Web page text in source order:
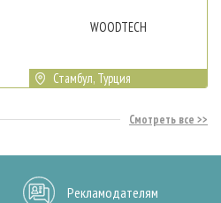
WOODTECH
Стамбул, Турция
Смотреть все
Рекламодателям